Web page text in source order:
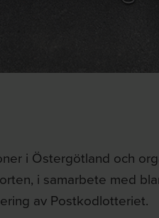
i Östergötland och
i samarbete med
av Postkodlotteriet.